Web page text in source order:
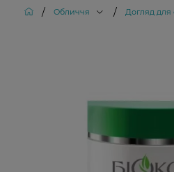
/ Обличчя / Догляд для